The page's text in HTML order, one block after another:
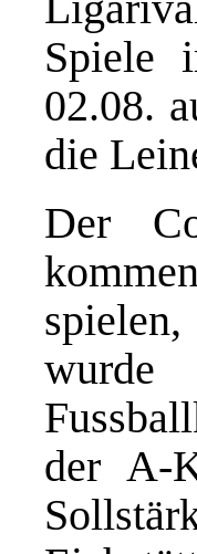
Spiele
02.08.
die
Der
wurde
der A-